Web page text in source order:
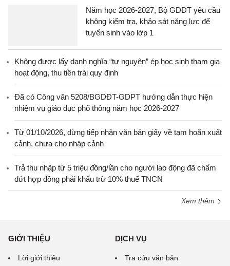
Năm học 2026-2027, Bộ GDĐT yêu cầu
không kiểm tra, khảo sát năng lực để
tuyển sinh vào lớp 1
Không được lấy danh nghĩa “tự nguyện” ép học sinh tham gia
hoạt động, thu tiền trái quy định
Đã có Công văn 5208/BGDĐT-GDPT hướng dẫn thực hiện
nhiệm vụ giáo dục phổ thông năm học 2026-2027
Từ 01/10/2026, dừng tiếp nhận văn bản giấy về tạm hoãn xuất
cảnh, chưa cho nhập cảnh
Trả thu nhập từ 5 triệu đồng/lần cho người lao động đã chấm
dứt hợp đồng phải khấu trừ 10% thuế TNCN
Xem thêm
GIỚI THIỆU
Lời giới thiệu
DỊCH VỤ
Tra cứu văn bản